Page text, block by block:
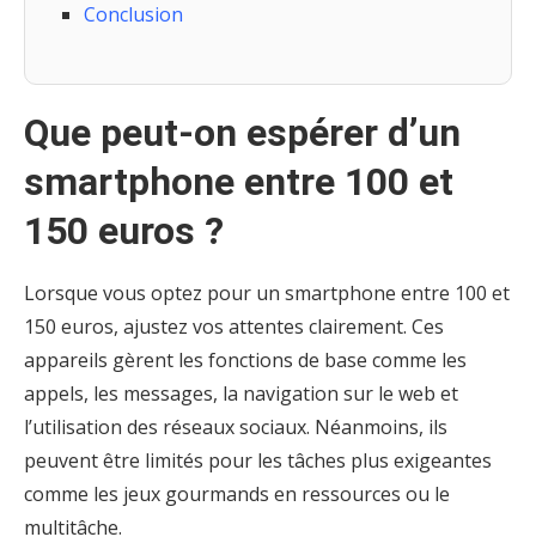
Conclusion
Que peut-on espérer d’un
smartphone entre 100 et
150 euros ?
Lorsque vous optez pour un smartphone entre 100 et
150 euros, ajustez vos attentes clairement. Ces
appareils gèrent les fonctions de base comme les
appels, les messages, la navigation sur le web et
l’utilisation des réseaux sociaux. Néanmoins, ils
peuvent être limités pour les tâches plus exigeantes
comme les jeux gourmands en ressources ou le
multitâche.